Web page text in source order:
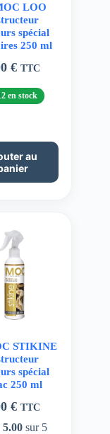
LOO
spécial
250 ml
€ TTC
en stock
au
STIKINE
spécial
250 ml
€ TTC
5.00sur 5